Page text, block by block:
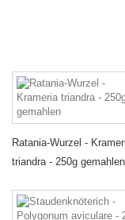
Ratania-Wurzel -
triandra - 250g gemahlen